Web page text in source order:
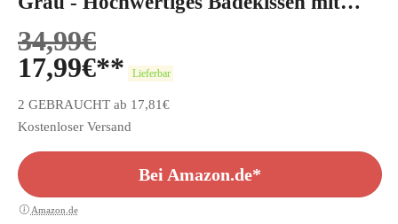
34,99€
17,99€ Lieferbar
2 GEBRAUCHT ab 17,81€
Kostenloser Versand
Bei Amazon.de*
Amazon.de